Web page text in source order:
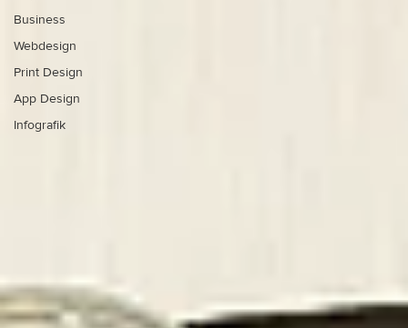
Business
Webdesign
Print Design
App Design
Infografik